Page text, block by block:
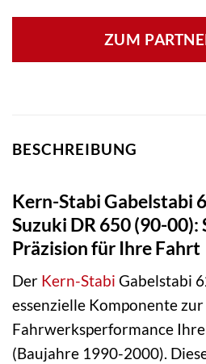
ZUM
BESCHREIBUNG
Kern-Stabi Gabelstabi
Suzuki DR 650 (90-
Präzision für Ihre Fahrt
Der Kern-Stabi Gabelstabi
essenzielle Komponente
Fahrwerksperformance
(Baujahre 1990-2000).